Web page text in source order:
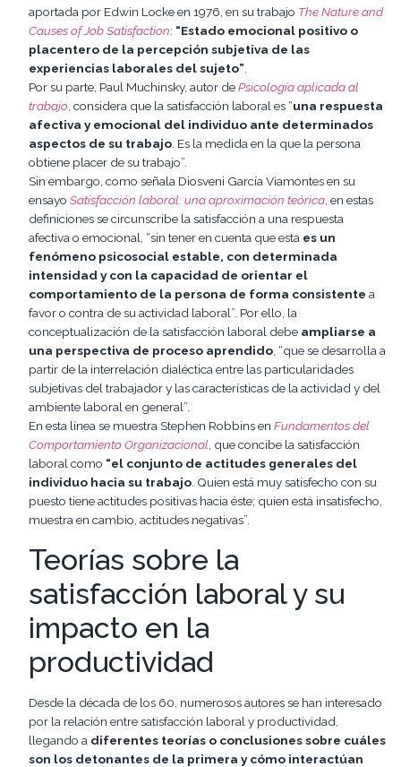
aportada por Edwin Locke en 1976, en su trabajo The Nature and
Causes of Job Satisfaction: “Estado emocional positivo o
placentero de la percepción subjetiva de las
experiencias laborales del sujeto”.
Por su parte, Paul Muchinsky, autor dePsicología aplicada al
trabajo, considera que la satisfacción laboral es “una respuesta
afectiva y emocional del individuo ante determinados
aspectos de su trabajo. Es la medida en la que la persona
obtiene placer de su trabajo”.
Sin embargo, como señala Diosveni García Viamontes en su
ensayo Satisfacción laboral: una aproximación teórica, en estas
definiciones se circunscribe la satisfacción a una respuesta
afectiva o emocional, “sin tener en cuenta que esta es un
fenómeno psicosocial estable, con determinada
intensidad y con la capacidad de orientar el
comportamiento de la persona de forma consistente a
favor o contra de su actividad laboral”. Por ello, la
conceptualización de la satisfacción laboral debe ampliarse a
una perspectiva de proceso aprendido, “que se desarrolla a
partir de la interrelación dialéctica entre las particularidades
subjetivas del trabajador y las características de la actividad y del
ambiente laboral en general”.
En esta línea se muestra Stephen Robbins en Fundamentos del
Comportamiento Organizacional, que concibe la satisfacción
laboral como “el conjunto de actitudes generales del
individuo hacia su trabajo. Quien está muy satisfecho con su
puesto tiene actitudes positivas hacia éste; quien está insatisfecho,
muestra en cambio, actitudes negativas”.
Teorías sobre la
satisfacción laboral y su
impacto en la
productividad
Desde la década de los 60, numerosos autores se han interesado
por la relación entre satisfacción laboral y productividad,
llegando a diferentes teorías o conclusiones sobre cuáles
son los detonantes de la primera y cómo interactúan